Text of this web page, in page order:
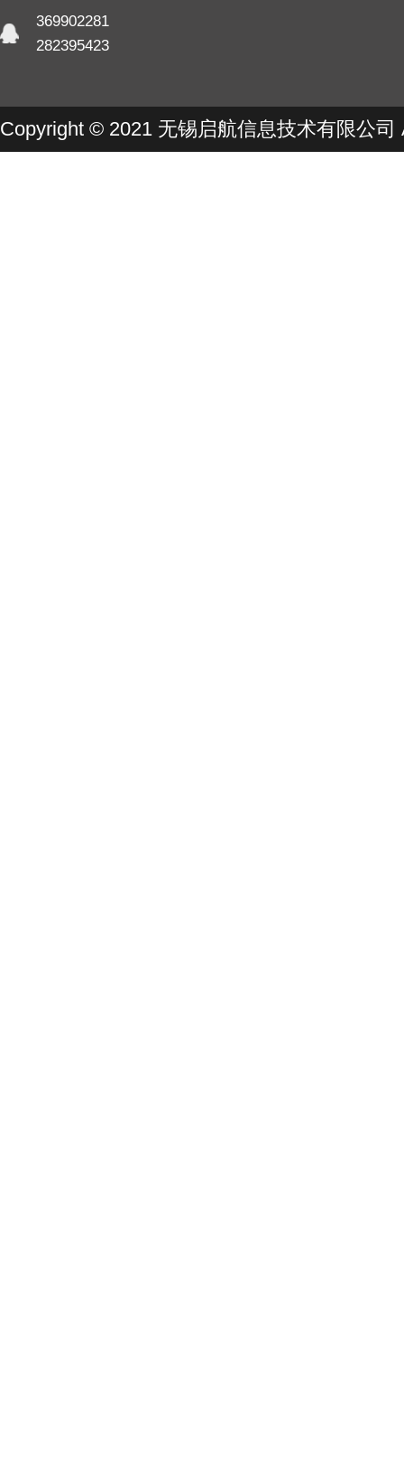
369902281
282395423
Copyright © 2021 无锡启航信息技术有限公司